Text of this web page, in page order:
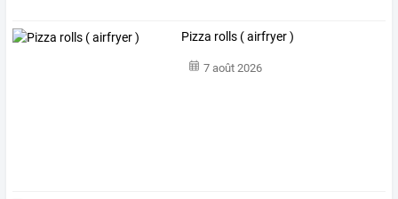
Pizza rolls ( airfryer )
7 août 2026